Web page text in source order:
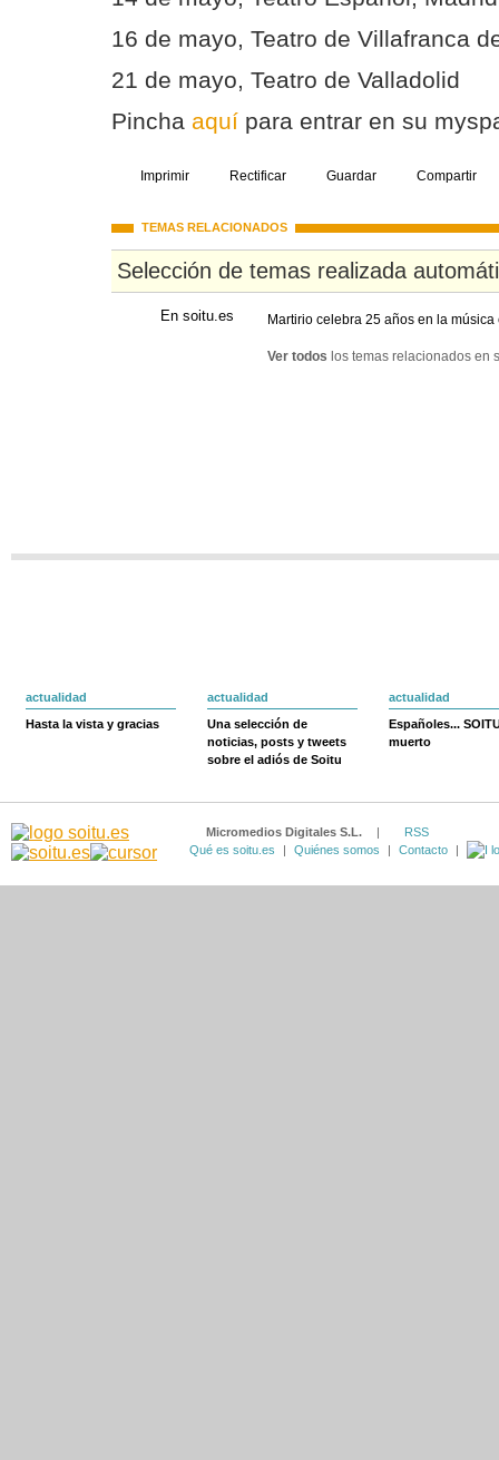
16 de mayo, Teatro de Villafranca
21 de mayo, Teatro de Valladolid
Pincha aquí para entrar en su
Imprimir Rectificar Guardar Compartir
TEMAS RELACIONADOS
Selección de temas realizada
En soitu.es Martirio celebra 25 años en la
Ver todos los temas relacionados en
actualidad
Hasta la vista y gracias
actualidad
Una selección de
noticias, posts y tweets
sobre el adiós de Soitu
actualidad
Españoles...
muerto
Micromedios Digitales S.L. |
RSS
Qué es soitu.es
| Quiénes somos | Contacto |